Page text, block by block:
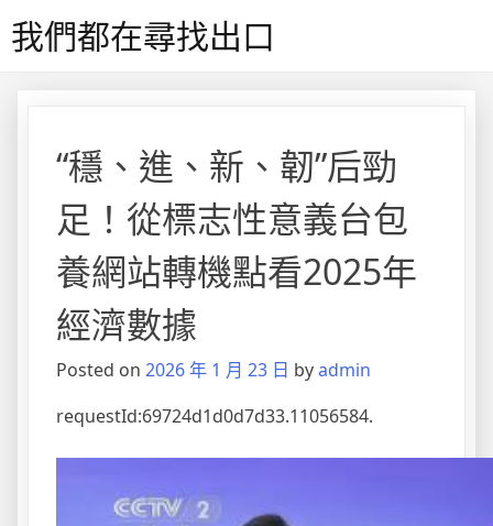
to我們都在尋找出口
“穩、進、新、韌”后勁
足！從標志性意義台包
養網站轉機點看2025年
經濟數據
Posted on 2026 年 1 月 23 日 byadmin
requestId:69724d1d0d7d33.11056584.